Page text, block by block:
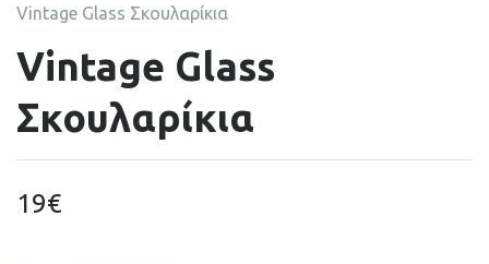
Vintage Glass Σκουλαρίκια
Vintage Glass
Σκουλαρίκια
19€